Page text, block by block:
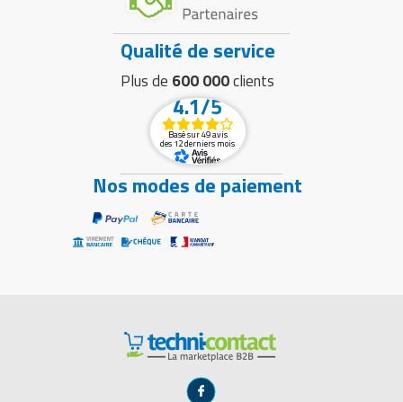
Qualité de service
Plus de 600 000clients
4.1/5
Basé sur 49 avis
des 12 derniers mois
Nos modes de paiement